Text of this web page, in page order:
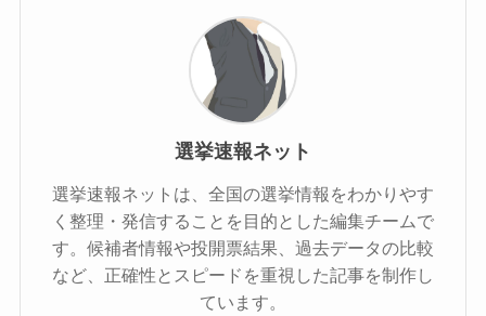
選挙速報ネット
選挙速報ネットは、全国の選挙情報をわかりやす
く整理・発信することを目的とした編集チームで
す。候補者情報や投開票結果、過去データの比較
など、正確性とスピードを重視した記事を制作し
ています。